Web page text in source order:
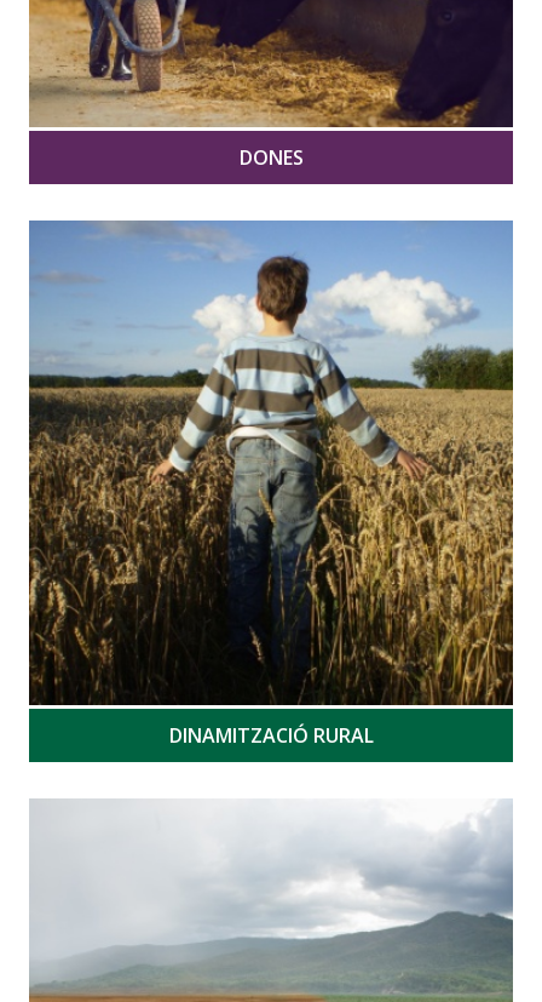
DONES
DINAMITZACIÓ RURAL